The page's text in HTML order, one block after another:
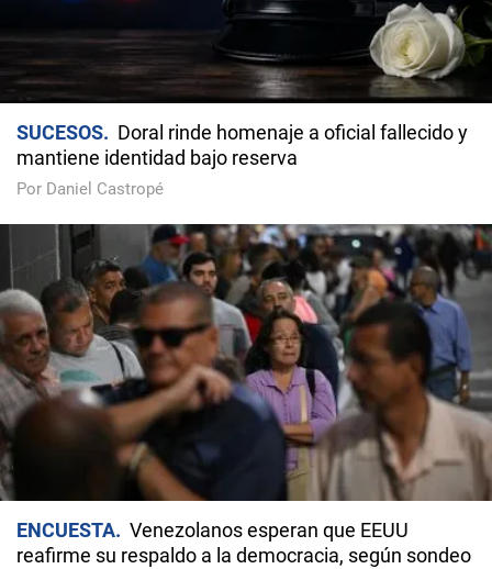
SUCESOS
Doral rinde homenaje a oficial fallecido y
mantiene identidad bajo reserva
Por Daniel Castropé
ENCUESTA
Venezolanos esperan que EEUU
reafirme su respaldo a la democracia, según sondeo